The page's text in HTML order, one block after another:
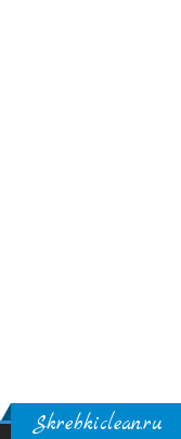
Skrebkiclean.ru